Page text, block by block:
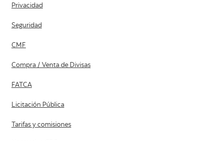
Privacidad
Seguridad
CMF
Compra / Venta de Divisas
FATCA
Licitación Pública
Tarifas y comisiones